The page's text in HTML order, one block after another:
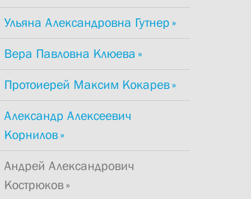
Ульяна Александровна Гутнер
Вера Павловна Клюева
Протоиерей Максим Кокарев
Александр Алексеевич
Корнилов
Андрей Александрович
Кострюков